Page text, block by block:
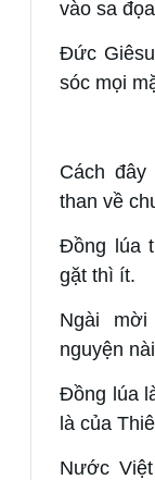
vào sa
Đức
sóc mọi
Cách
than về
Đồng lúa
gặt thì ít.
Ngài
nguyện
Đồng lúa
là của
Nước